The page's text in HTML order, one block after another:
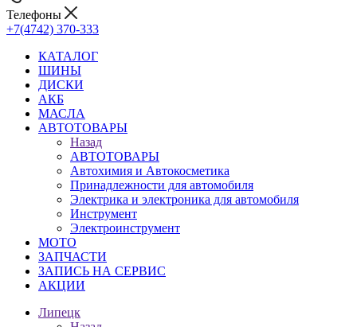
Телефоны
+7(4742) 370-333
КАТАЛОГ
ШИНЫ
ДИСКИ
АКБ
МАСЛА
АВТОТОВАРЫ
Назад
АВТОТОВАРЫ
Автохимия и Автокосметика
Принадлежности для автомобиля
Электрика и электроника для автомобиля
Инструмент
Электроинструмент
МОТО
ЗАПЧАСТИ
ЗАПИСЬ НА СЕРВИС
АКЦИИ
Липецк